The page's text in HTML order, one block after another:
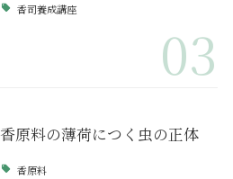
香司養成講座
03
香原料の薄荷につく虫の正体
香原料